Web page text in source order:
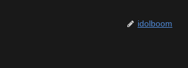
idolboom